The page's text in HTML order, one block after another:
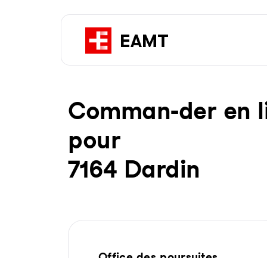
Com­man-der en
pour
7164 Dardin